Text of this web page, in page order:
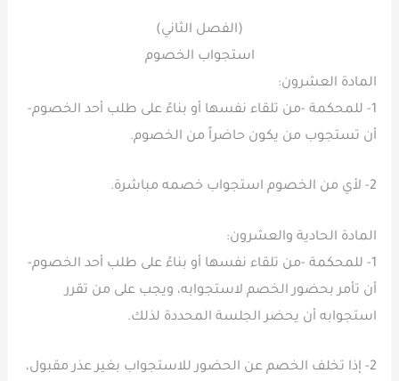
(الفصل الثاني)
استجواب الخصوم
المادة العشرون:
1- للمحكمة -من تلقاء نفسها أو بناءً على طلب أحد الخصوم-
أن تستجوب من يكون حاضراً من الخصوم.
2- لأي من الخصوم استجواب خصمه مباشرة.
المادة الحادية والعشرون:
1- للمحكمة -من تلقاء نفسها أو بناءً على طلب أحد الخصوم-
أن تأمر بحضور الخصم لاستجوابه، ويجب على من تقرر
استجوابه أن يحضر الجلسة المحددة لذلك.
2- إذا تخلف الخصم عن الحضور للاستجواب بغير عذر مقبول،